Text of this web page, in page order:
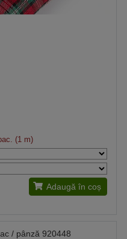
(1 m)
Adaugă în coș
/ pânză 920448